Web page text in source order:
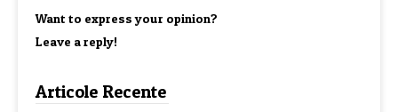
Want to express your opinion?
Leave a reply!
Articole Recente